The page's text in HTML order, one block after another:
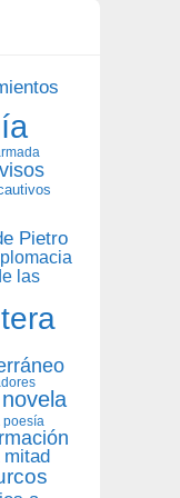
Pietro
las
novela
poesía